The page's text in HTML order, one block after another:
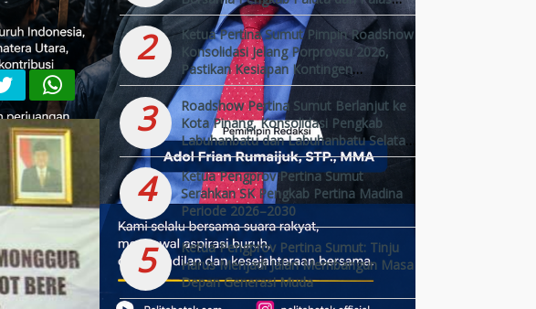
Jelang Porprovsu 2026
2
Ketua Pertina Sumut Pimpin Roadshow
Konsolidasi Jelang Porprovsu 2026,
Pastikan Kesiapan Kontingen
Kabupaten/Kota
3
Roadshow Pertina Sumut Berlanjut ke
Kota Pinang, Konsolidasi Pengkab
Labuhanbatu dan Labuhanbatu Selatan
Jelang Porprovsu 2026
4
Ketua Pengprov Pertina Sumut
Serahkan SK Pengkab Pertina Madina
Periode 2026–2030
5
Ketua Pengprov Pertina Sumut: Tinju
Harus Menjadi Jalan Membangun Masa
Depan Generasi Muda